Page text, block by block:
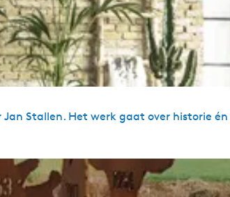
Stallen. Het werk gaat over historie